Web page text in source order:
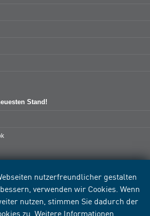
nutzerfreundlicher gestalten
verwenden wir Cookies. Wenn
nutzen, stimmen Sie dadurch der
zu. Weitere Informationen
Stand!